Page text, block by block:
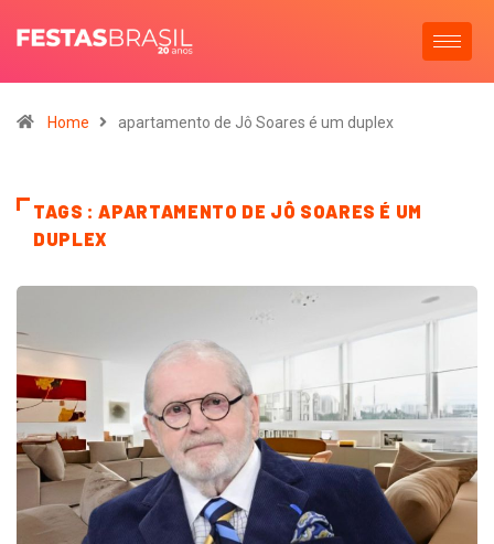
Home apartamento de Jô Soares é um duplex
TAGS : APARTAMENTO DE JÔ SOARES É UM
DUPLEX